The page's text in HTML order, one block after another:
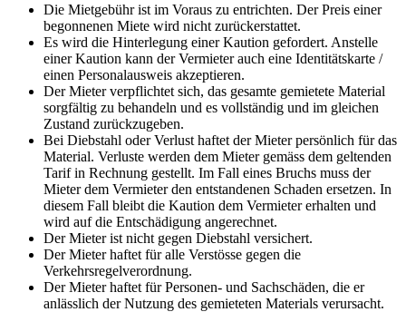
Die Mietgebühr ist im Voraus zu entrichten. Der Preis einer
begonnenen Miete wird nicht zurückerstattet.
Es wird die Hinterlegung einer Kaution gefordert. Anstelle
einer Kaution kann der Vermieter auch eine Identitätskarte /
einen Personalausweis akzeptieren.
Der Mieter verpflichtet sich, das gesamte gemietete Material
sorgfältig zu behandeln und es vollständig und im gleichen
Zustand zurückzugeben.
Bei Diebstahl oder Verlust haftet der Mieter persönlich für das
Material. Verluste werden dem Mieter gemäss dem geltenden
Tarif in Rechnung gestellt. Im Fall eines Bruchs muss der
Mieter dem Vermieter den entstandenen Schaden ersetzen. In
diesem Fall bleibt die Kaution dem Vermieter erhalten und
wird auf die Entschädigung angerechnet.
Der Mieter ist nicht gegen Diebstahl versichert.
Der Mieter haftet für alle Verstösse gegen die
Verkehrsregelverordnung.
Der Mieter haftet für Personen- und Sachschäden, die er
anlässlich der Nutzung des gemieteten Materials verursacht.